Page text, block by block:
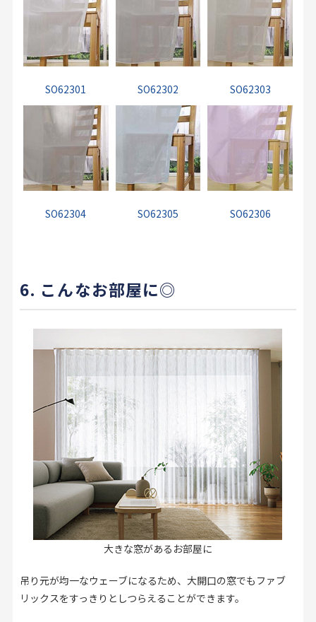
SO62301 SO62302 SO62303
SO62304 SO62305 SO62306
6. こんなお部屋に◎
大きな窓があるお部屋に
吊り元が均一なウェーブになるため、大開口の窓でもファブ
リックスをすっきりとしつらえることができます。